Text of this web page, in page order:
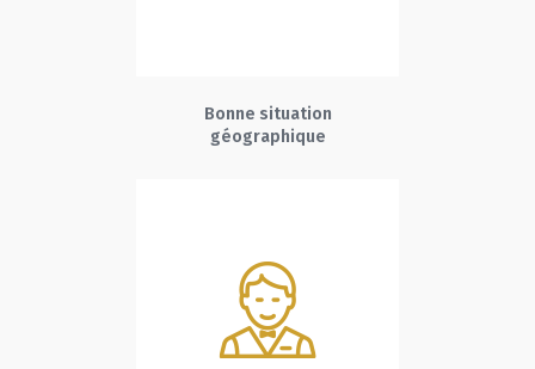
Bonne situation
géographique